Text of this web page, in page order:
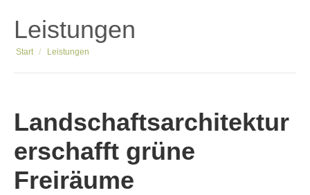
Leistungen
Sie befinden sich hier:
Start Leistungen
Landschaftsarchitektur
erschafft grüne
Freiräume